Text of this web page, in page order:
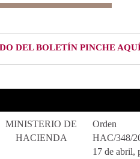
DEL BOLETÍN PINCHE AQU
MINISTERIO DE
HACIENDA
Orden
HAC/348/
17 de abril,